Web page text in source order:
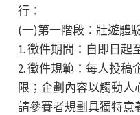
行：
(一)第一階段：壯遊體
1. 徵件期間：自即日起
2. 徵件規範：每人投稿
限；企劃內容以觸動人
請參賽者規劃具獨特意